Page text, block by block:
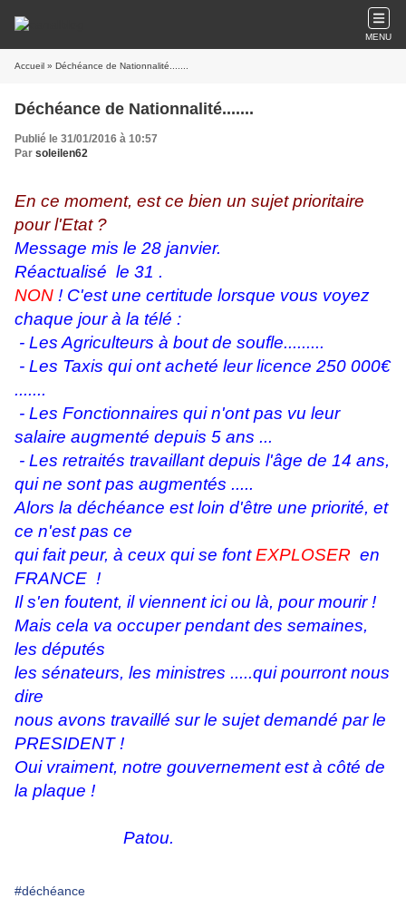
MENU
Accueil » Déchéance de Nationnalité.......
Déchéance de Nationnalité.......
Publié le 31/01/2016 à 10:57
Par soleilen62
En ce moment, est ce bien un sujet prioritaire
pour l'Etat ?
Message mis le 28 janvier.
Réactualisé le 31 .
NON ! C'est une certitude lorsque vous voyez
chaque jour à la télé :
- Les Agriculteurs à bout de soufle.........
- Les Taxis qui ont acheté leur licence 250 000€
.......
- Les Fonctionnaires qui n'ont pas vu leur
salaire augmenté depuis 5 ans ...
- Les retraités travaillant depuis l'âge de 14 ans,
qui ne sont pas augmentés .....
Alors la déchéance est loin d'être une priorité, et
ce n'est pas ce
qui fait peur, à ceux qui se fontEXPLOSER en
FRANCE !
Il s'en foutent, il viennent ici ou là, pour mourir !
Mais cela va occuper pendant des semaines,
les députés
les sénateurs, les ministres .....qui pourront nous
dire
nous avons travaillé sur le sujet demandé par le
PRESIDENT !
Oui vraiment, notre gouvernement est à côté de
la plaque !
Patou.
#déchéance